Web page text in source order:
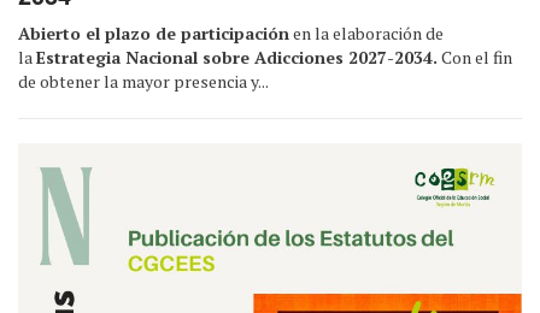
Abierto el plazo de participación en la elaboración de
la Estrategia Nacional sobre Adicciones 2027-2034. Con el fin
de obtener la mayor presencia y...